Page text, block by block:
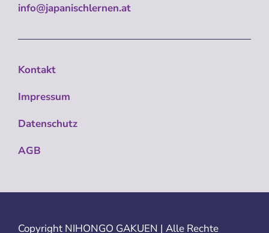
info@japanischlernen.at
Kontakt
Impressum
Datenschutz
AGB
Copyright NIHONGO GAKUEN | Alle Rechte